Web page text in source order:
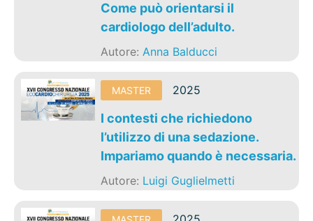
Come può orientarsi il
cardiologo dell’adulto.
Autore:Anna Balducci
MASTER 2025
I contesti che richiedono
l’utilizzo di una sedazione.
Impariamo quando è necessaria.
Autore: Luigi Guglielmetti